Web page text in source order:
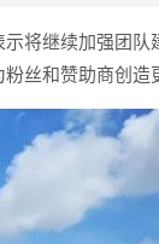
将继续加强团队
丝和赞助商创造